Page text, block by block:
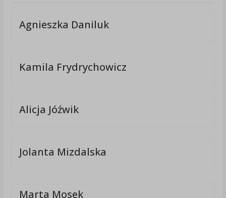
Agnieszka Daniluk
Kamila Frydrychowicz
Alicja Jóźwik
Jolanta Mizdalska
Marta Mosek